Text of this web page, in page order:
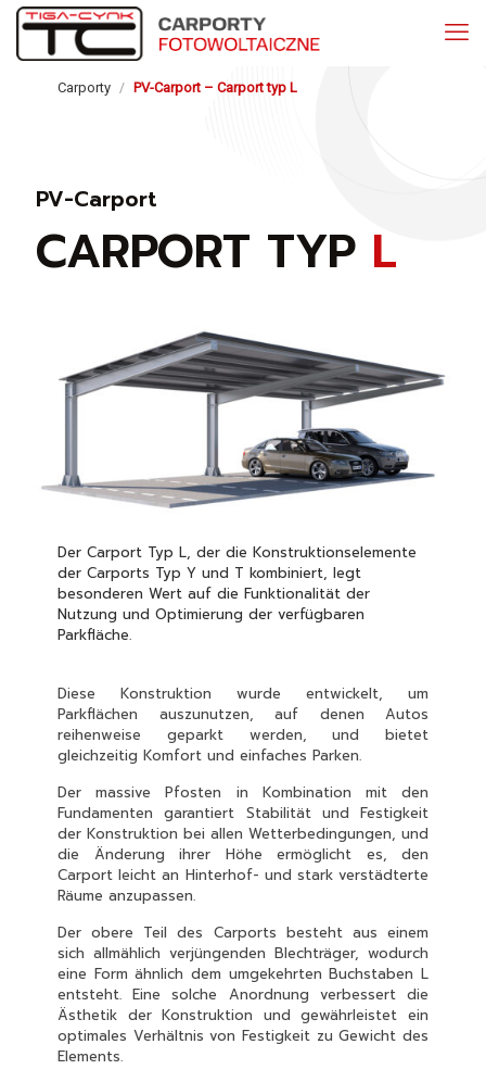
Carporty / PV-Carport – Carport typ L
PV-Carport
CARPORT TYP L
Der Carport Typ L, der die Konstruktionselemente
der Carports Typ Y und T kombiniert, legt
besonderen Wert auf die Funktionalität der
Nutzung und Optimierung der verfügbaren
Parkfläche.
Diese Konstruktion wurde entwickelt, um
Parkflächen auszunutzen, auf denen Autos
reihenweise geparkt werden, und bietet
gleichzeitig Komfort und einfaches Parken.
Der massive Pfosten in Kombination mit den
Fundamenten garantiert Stabilität und Festigkeit
der Konstruktion bei allen Wetterbedingungen, und
die Änderung ihrer Höhe ermöglicht es, den
Carport leicht an Hinterhof- und stark verstädterte
Räume anzupassen.
Der obere Teil des Carports besteht aus einem
sich allmählich verjüngenden Blechträger, wodurch
eine Form ähnlich dem umgekehrten Buchstaben L
entsteht. Eine solche Anordnung verbessert die
Ästhetik der Konstruktion und gewährleistet ein
optimales Verhältnis von Festigkeit zu Gewicht des
Elements.